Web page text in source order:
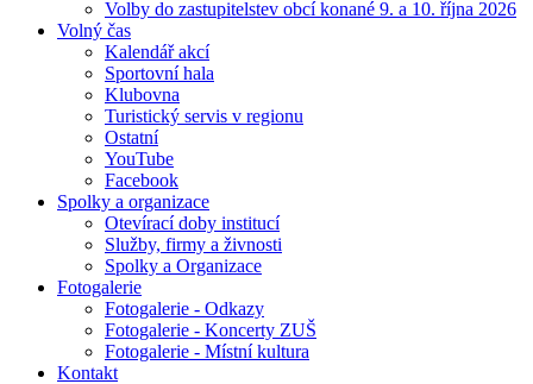
Volby do zastupitelstev obcí konané 9. a 10. října 2026
Volný čas
Kalendář akcí
Sportovní hala
Klubovna
Turistický servis v regionu
Ostatní
YouTube
Facebook
Spolky a organizace
Otevírací doby institucí
Služby, firmy a živnosti
Spolky a Organizace
Fotogalerie
Fotogalerie - Odkazy
Fotogalerie - Koncerty ZUŠ
Fotogalerie - Místní kultura
Kontakt